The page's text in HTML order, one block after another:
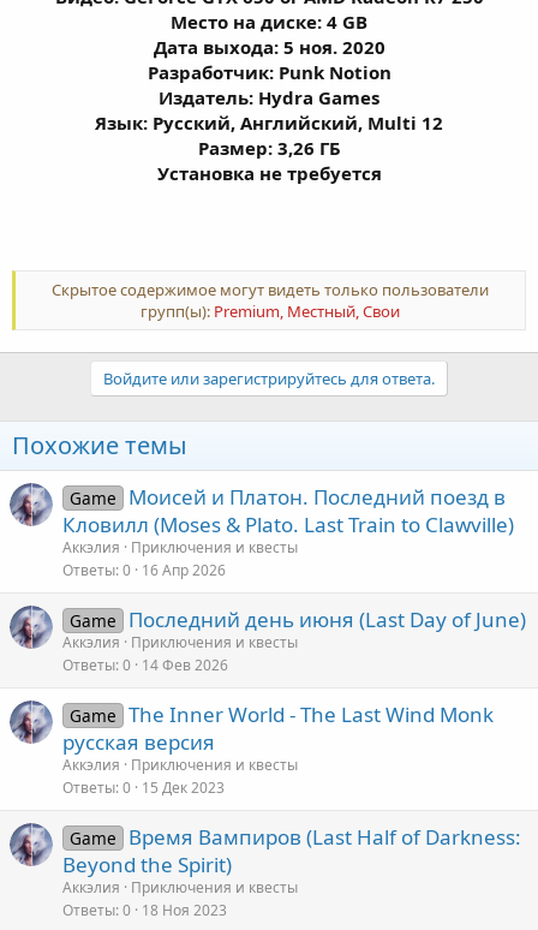
Место на диске: 4 GB
Дата выхода: 5 ноя. 2020
Разработчик: Punk Notion
Издатель: Hydra Games
Язык: Русский, Английский, Multi 12
Размер: 3,26 ГБ
Установка не требуется
Скрытое содержимое могут видеть только пользователи
групп(ы): Premium, Местный, Свои
Войдите или зарегистрируйтесь для ответа.
Похожие темы
Game
Моисей и Платон. Последний поезд в
Кловилл (Moses & Plato. Last Train to Clawville)
Аккэлия
Приключения и квесты
Ответы 0 16 Апр 2026
Game Последний день июня (Last Day of June)
Аккэлия
Приключения и квесты
Ответы 0 14 Фев 2026
Game The Inner World - The Last Wind Monk
русская версия
Аккэлия
Приключения и квесты
Ответы 0 15 Дек 2023
Game
Время Вампиров (Last Half of Darkness:
Beyond the Spirit)
Аккэлия
Приключения и квесты
Ответы 0 18 Ноя 2023